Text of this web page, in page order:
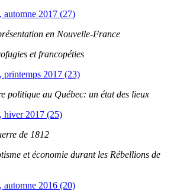
automne 2017 (27)
en Nouvelle-France
et francopéties
printemps 2017 (23)
politique au Québec: un état des lieux
hiver 2017 (25)
de 1812
et économie durant les Rébellions de
automne 2016 (20)